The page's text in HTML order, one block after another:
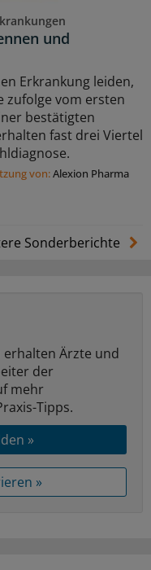
und
Erkrankung leiden,
zufolge vom ersten
bestätigten
fast drei Viertel
von:Alexion Pharma
Sonderberichte
erhalten Ärzte und
der
mehr
Tipps.
»
»